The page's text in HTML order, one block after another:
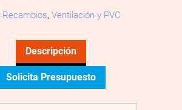
Recambios, Ventilación y PVC
Descripción
Solicita Presupuesto